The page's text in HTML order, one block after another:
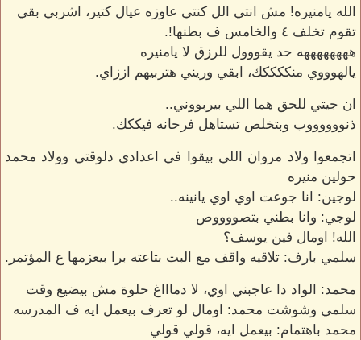
الله يامنيره! مش انتي الل كنتي عاوزه عيال كتير، اشربي بقي
تقوم تخلف ٤ والخامس ف بطنها!.
ههههههههه حد يقووول للرزق لا يامنيره
يالهوووي منككككك، ابقي وريني هتربيهم اززاي.
ان جيتي للحق هما اللي بيربووني..
ذنووووووب وبتخلص تستاهل فرحانه فيككك.
اتجمعوا ولاد مروان اللي بيقوا في اعدادي دلوقتي وولاد محمد
حولين منيره
لوجين: انا جوعت اوي اوي يانينه..
لوجي: وانا بطني بتصووووص
الله! اومال فين يوسف؟
سلمي بارف: تلاقيه واقف مع البت بتاعته برا بيعزمها ع المؤتمر.
محمد: الواد دا عاجبني اوي، لا دماااغ حلوة مش بيضيع وقت
سلمي وشوشت محمد: اومال لو تعرف بيعمل ايه ف المدرسه
محمد باهتمام: بيعمل ايه، قولي قولي